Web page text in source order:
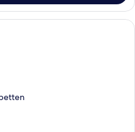
Ein kleines Zimmer mit zwei